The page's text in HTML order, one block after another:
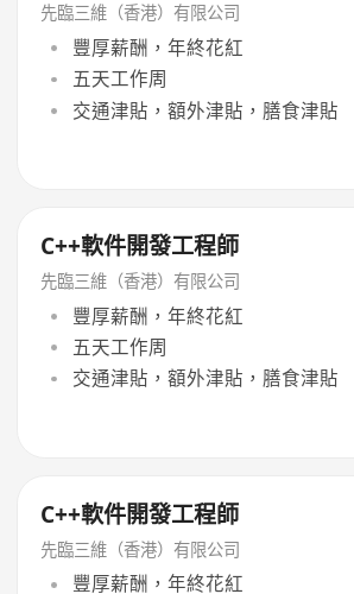
先臨三維（香港）有限公司
豐厚薪酬，年終花紅
五天工作周
交通津貼，額外津貼，膳食津貼
C++軟件開發工程師
先臨三維（香港）有限公司
豐厚薪酬，年終花紅
五天工作周
交通津貼，額外津貼，膳食津貼
C++軟件開發工程師
先臨三維（香港）有限公司
豐厚薪酬，年終花紅